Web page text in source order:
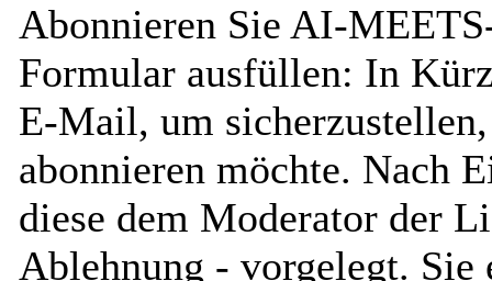
Abonnieren Sie AI-
Formular ausfüllen: In
E-Mail, um
abonnieren möchte. Nach
diese dem Moderator der
Ablehnung - vorgelegt. Sie